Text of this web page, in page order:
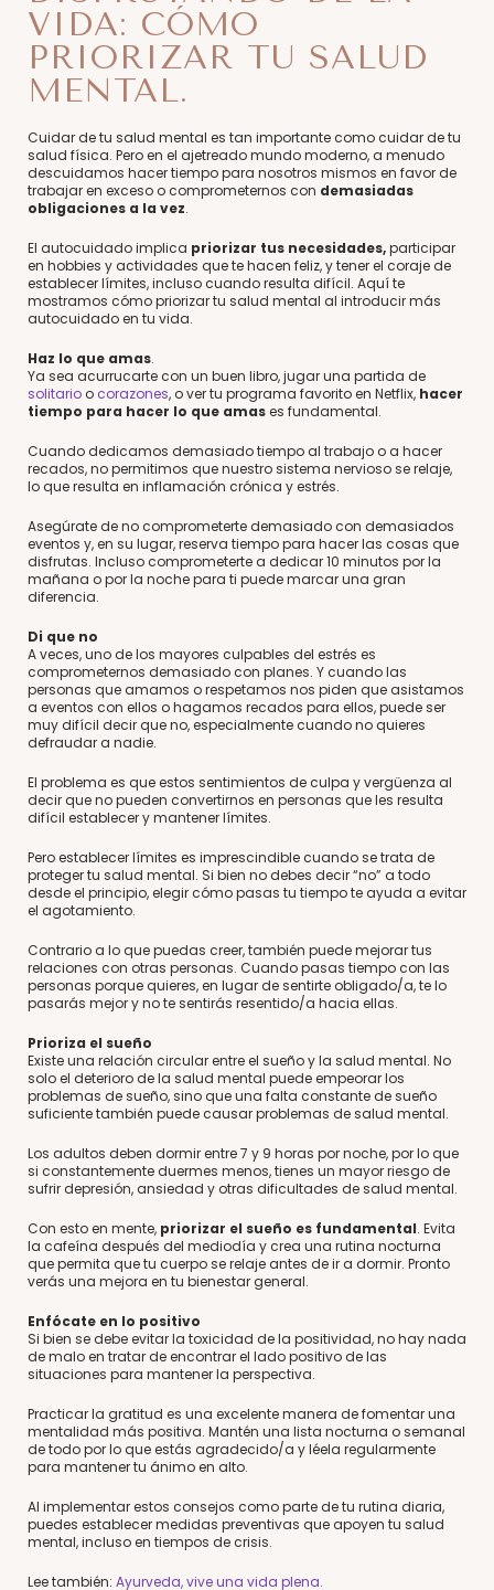
VIDA: CÓMO
PRIORIZAR TU SALUD
MENTAL.
Cuidar de tu salud mental es tan importante como cuidar de tu
salud física. Pero en el ajetreado mundo moderno, a menudo
descuidamos hacer tiempo para nosotros mismos en favor de
trabajar en exceso o comprometernos con demasiadas
obligaciones a la vez.
El autocuidado implica priorizar tus necesidades,participar
en hobbies y actividades que te hacen feliz, y tener el coraje de
establecer límites, incluso cuando resulta difícil. Aquí te
mostramos cómo priorizar tu salud mental al introducir más
autocuidado en tu vida.
Haz lo que amas.
Ya sea acurrucarte con un buen libro, jugar una partida de
solitario o corazones, o ver tu programa favorito en Netflix, hacer
tiempo para hacer lo que amases fundamental.
Cuando dedicamos demasiado tiempo al trabajo o a hacer
recados, no permitimos que nuestro sistema nervioso se relaje,
lo que resulta en inflamación crónica y estrés.
Asegúrate de no comprometerte demasiado con demasiados
eventos y, en su lugar, reserva tiempo para hacer las cosas que
disfrutas. Incluso comprometerte a dedicar 10 minutos por la
mañana o por la noche para ti puede marcar una gran
diferencia.
Di que no
A veces, uno de los mayores culpables del estrés es
comprometernos demasiado con planes. Y cuando las
personas que amamos o respetamos nos piden que asistamos
a eventos con ellos o hagamos recados para ellos, puede ser
muy difícil decir que no, especialmente cuando no quieres
defraudar a nadie.
El problema es que estos sentimientos de culpa y vergüenza al
decir que no pueden convertirnos en personas que les resulta
difícil establecer y mantener límites.
Pero establecer límites es imprescindible cuando se trata de
proteger tu salud mental. Si bien no debes decir “no” a todo
desde el principio, elegir cómo pasas tu tiempo te ayuda a evitar
el agotamiento.
Contrario a lo que puedas creer, también puede mejorar tus
relaciones con otras personas. Cuando pasas tiempo con las
personas porque quieres, en lugar de sentirte obligado/a, te lo
pasarás mejor y no te sentirás resentido/a hacia ellas.
Prioriza el sueño
Existe una relación circular entre el sueño y la salud mental. No
solo el deterioro de la salud mental puede empeorar los
problemas de sueño, sino que una falta constante de sueño
suficiente también puede causar problemas de salud mental.
Los adultos deben dormir entre 7 y 9 horas por noche, por lo que
si constantemente duermes menos, tienes un mayor riesgo de
sufrir depresión, ansiedad y otras dificultades de salud mental.
Con esto en mente, priorizar el sueño es fundamental. Evita
la cafeína después del mediodía y crea una rutina nocturna
que permita que tu cuerpo se relaje antes de ir a dormir. Pronto
verás una mejora en tu bienestar general.
Enfócate en lo positivo
Si bien se debe evitar la toxicidad de la positividad, no hay nada
de malo en tratar de encontrar el lado positivo de las
situaciones para mantener la perspectiva.
Practicar la gratitud es una excelente manera de fomentar una
mentalidad más positiva. Mantén una lista nocturna o semanal
de todo por lo que estás agradecido/a y léela regularmente
para mantener tu ánimo en alto.
Al implementar estos consejos como parte de tu rutina diaria,
puedes establecer medidas preventivas que apoyen tu salud
mental, incluso en tiempos de crisis.
Lee también: Ayurveda, vive una vida plena.